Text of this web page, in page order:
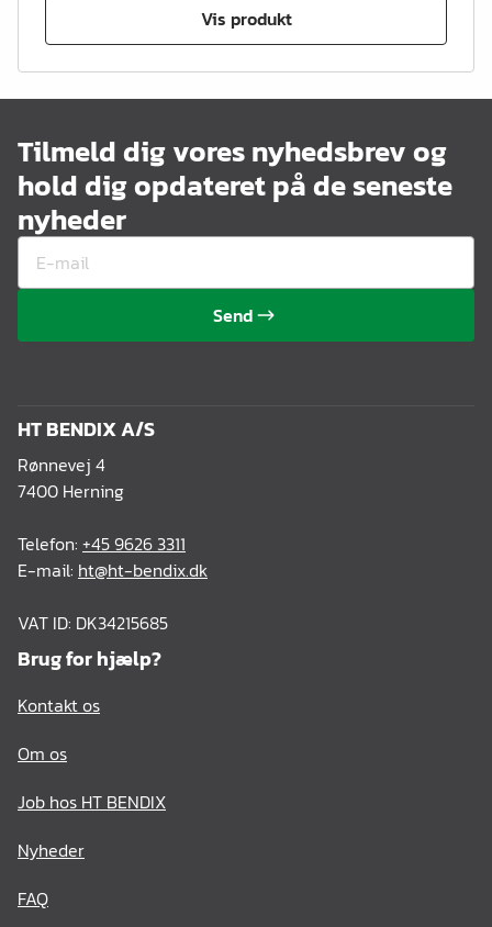
Vis produkt
Tilmeld dig vores nyhedsbrev og
hold dig opdateret på de seneste
nyheder
Send
HT BENDIX A/S
Rønnevej 4
7400 Herning
Telefon: +45 9626 3311
E-mail: ht@ht-bendix.dk
VAT ID: DK34215685
Brug for hjælp?
Kontakt os
Om os
Job hos HT BENDIX
Nyheder
FAQ